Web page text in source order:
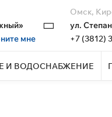
мне
Омск,
ул.
+7 (3812)
И ВОДОСНАБЖЕНИЕ